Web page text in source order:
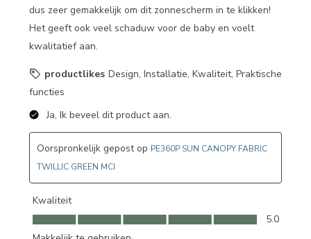
dus zeer gemakkelijk om dit zonnescherm in te klikken!
Het geeft ook veel schaduw voor de baby en voelt
kwalitatief aan.
productlikes Design, Installatie, Kwaliteit, Praktische
functies
Ja, Ik beveel dit product aan.
Oorspronkelijk gepost op PE360P SUN CANOPY FABRIC
TWILLIC GREEN MCI
Kwaliteit
Kwaliteit, 5.0 van 5
5.0